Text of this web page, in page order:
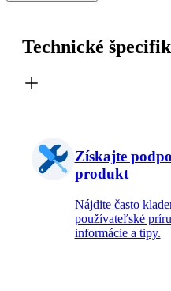
Technické
Získajte
produkt
Nájdite často
používateľské
informácie a tipy.